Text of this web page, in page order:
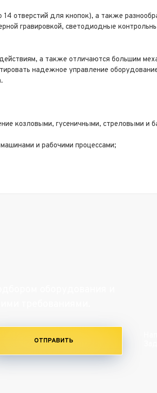
отверстий для кнопок), а также
гравировкой, светодиодные
а также отличаются большим
надежное управление
козловыми, гусеничными, стреловыми и
и рабочими процессами;
ОТПРАВИТЬ